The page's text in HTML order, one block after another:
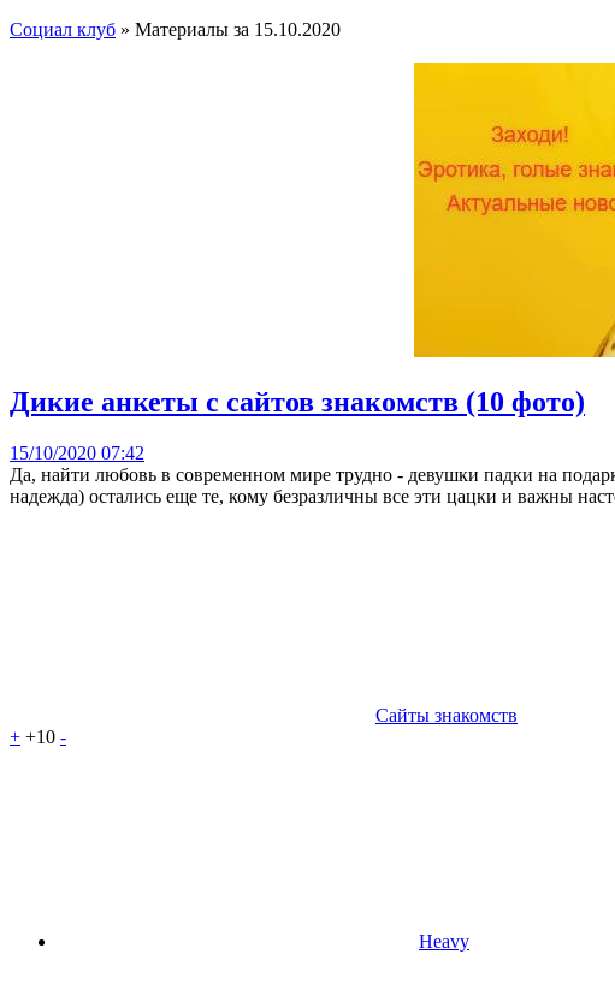
Социал клуб » Материалы за 15.10.2020
Дикие анкеты с сайтов знакомств (10 фото)
15/10/2020 07:42
Да, найти любовь в современном мире трудно - девушки падки на
надежда) остались еще те, кому безразличны все эти цацки и важны
Сайты знакомств
+ +10 -
Heavy